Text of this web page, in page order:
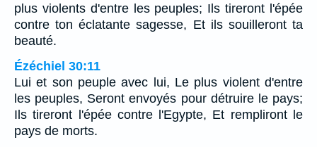
plus violents d'entre les peuples; Ils tireront l'épée
contre ton éclatante sagesse, Et ils souilleront ta
beauté.
Ézéchiel 30:11
Lui et son peuple avec lui, Le plus violent d'entre
les peuples, Seront envoyés pour détruire le pays;
Ils tireront l'épée contre l'Egypte, Et rempliront le
pays de morts.